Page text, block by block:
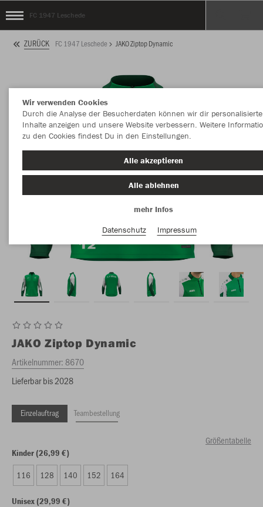
FC 1947 Leschede
ZURÜCK FC 1947 Leschede JAKO Ziptop Dynamic
JAKO Ziptop Dynamic
Artikelnummer:8670
Lieferbar bis 2028
Einzelauftrag Teambestellung
Größentabelle
Kinder (26,99 €)
116 128 140 152 164
Unisex (29,99 €)
Wir verwenden Cookies
Durch die Analyse der Besucherdaten können wir dir personalisierte
Inhalte anzeigen und unsere Website verbessern. Weitere
zu den Cookies findest Du in den Einstellungen.
Alle akzeptieren
Alle ablehnen
mehr Infos
Datenschutz
Impressum